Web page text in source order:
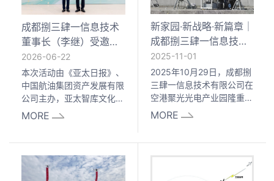
支持445MHz–6GHz全频
段覆盖（含433MHz等非标
FPV穿越机频段），侦干一
体架构下全自动反制响应
盖、侦干一体架构及
200ms级全自动响应能
力，可应对433MHz跳频穿
越机与主流黑
成都捌三肆一信息技术
董事长（李继）受邀参
加—驻华外交官端午非
遗文化体验活动
2026-06-22
本次活动由《亚太日报》、
中国航油集团资产发展有限
公司主办，亚太智库文化艺
术委员会、梵空交响乐团承
强，与成都捌三肆一信息技
术有限公司董事长李继，共
MORE
新家园·新战略·新篇章｜
成都捌三肆一信息技术
有限公司空港新址正式
启用
2025-11-01
2025年10月29日，成都捌
三肆一信息技术有限公司在
空港聚光光电产业园隆重举
行乔迁仪式，正式启用全新
门、行业协会、金融机构、
高校科研机构的近百位嘉宾
MORE